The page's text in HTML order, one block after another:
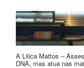
A Lilica Mattos –
DNA, mas atua nas